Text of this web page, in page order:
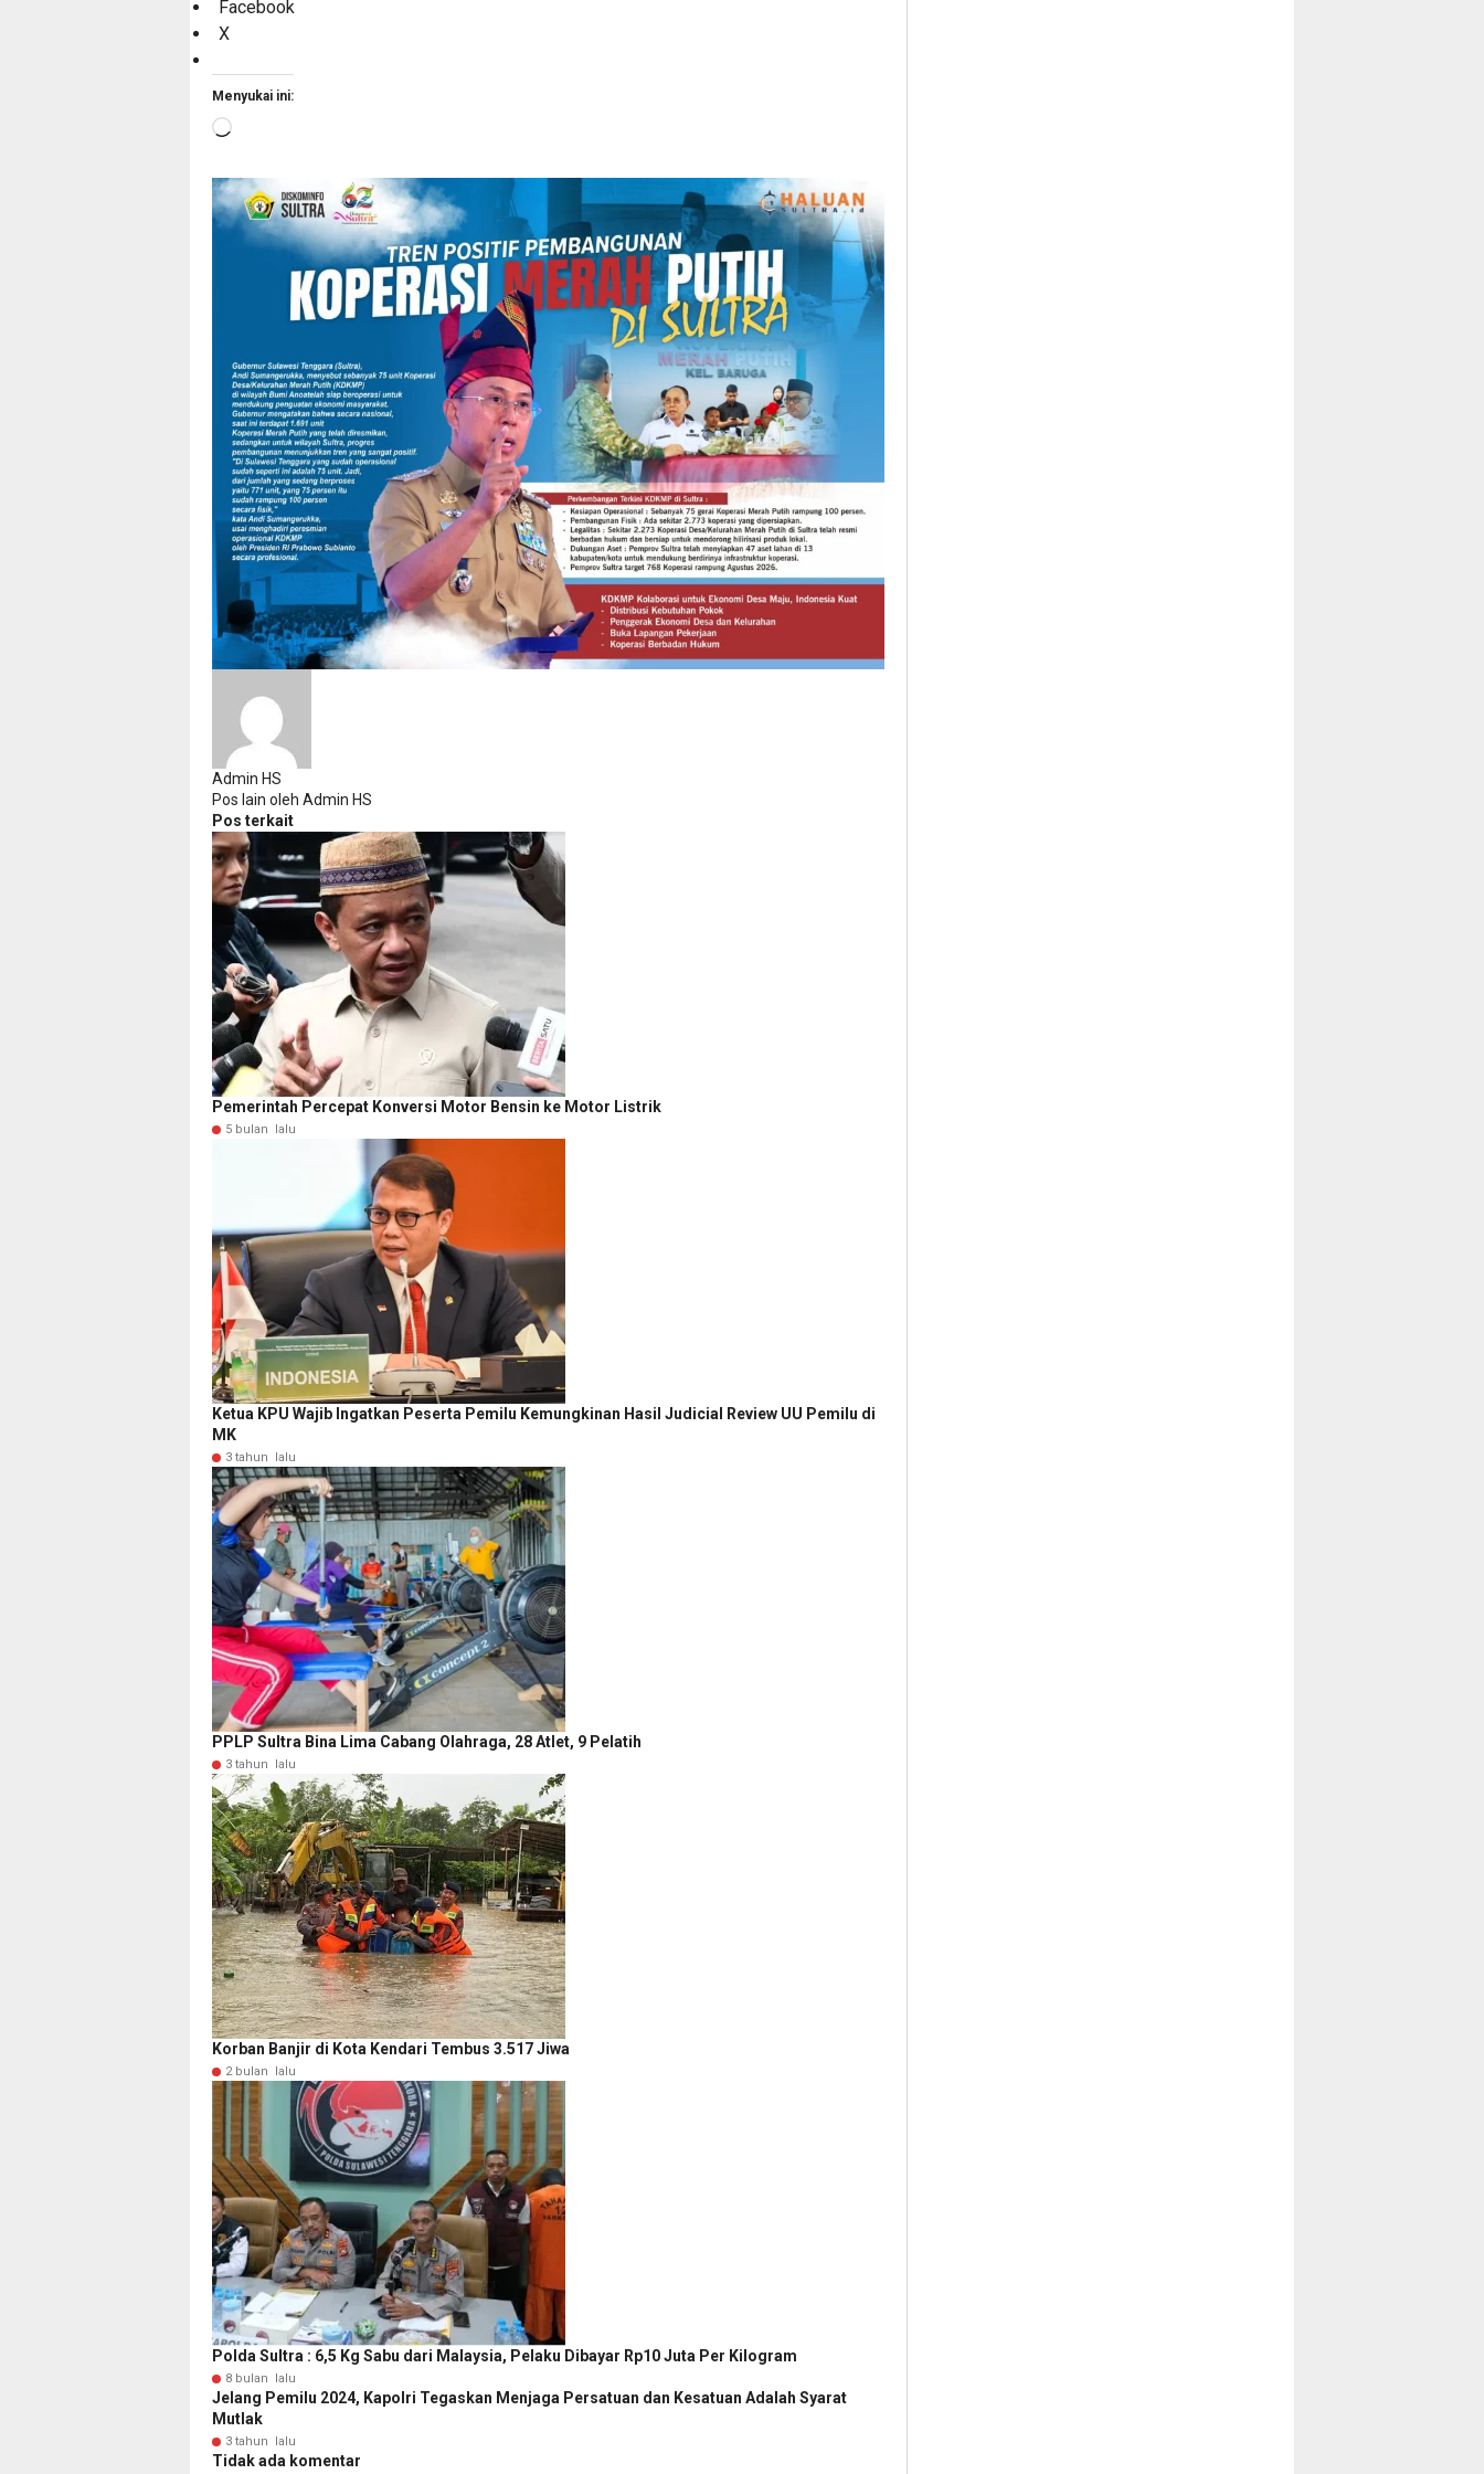
Facebook
X
Menyukai ini:
Memuat...
Admin HS
Pos lain oleh Admin HS
Pos terkait
Pemerintah Percepat Konversi Motor Bensin ke Motor Listrik
5 bulan lalu
Ketua KPU Wajib Ingatkan Peserta Pemilu Kemungkinan Hasil Judicial Review UU Pemilu di
MK
3 tahun lalu
PPLP Sultra Bina Lima Cabang Olahraga, 28 Atlet, 9 Pelatih
3 tahun lalu
Korban Banjir di Kota Kendari Tembus 3.517 Jiwa
2 bulan lalu
Polda Sultra : 6,5 Kg Sabu dari Malaysia, Pelaku Dibayar Rp10 Juta Per Kilogram
8 bulan lalu
Jelang Pemilu 2024, Kapolri Tegaskan Menjaga Persatuan dan Kesatuan Adalah Syarat
Mutlak
3 tahun lalu
Tidak ada komentar